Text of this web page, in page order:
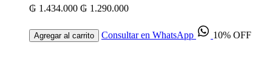
₲ 1.434.000 ₲ 1.290.000
Agregar al carrito Consultar en WhatsApp 10% OFF